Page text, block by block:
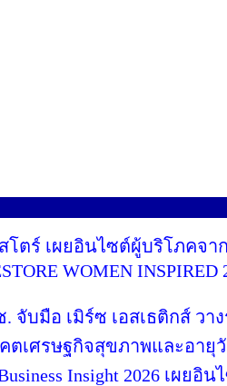
โตร์ เผยอินไซต์ผู้บริโภคจา
WOMEN INSPIRED
จับมือ เมิร์ซ เอสเธติกส์ วา
ตเศรษฐกิจสุขภาพและอายุ
Insight 2026 เผย